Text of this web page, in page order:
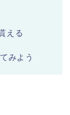
える
みよう